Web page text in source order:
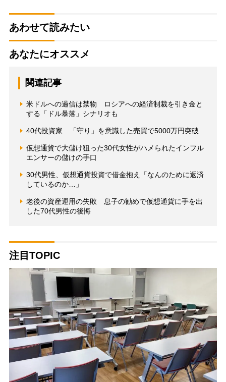
あわせて読みたい
あなたにオススメ
関連記事
米ドルへの過信は禁物 ロシアへの経済制裁を引き金と
する「ドル暴落」シナリオも
40代投資家 「守り」を意識した売買で5000万円突破
仮想通貨で大儲け狙った30代女性がハメられたインフル
エンサーの儲けの手口
30代男性、仮想通貨投資で借金抱え「なんのために返済
しているのか…」
老後の資産運用の失敗 息子の勧めで仮想通貨に手を出
した70代男性の後悔
注目TOPIC